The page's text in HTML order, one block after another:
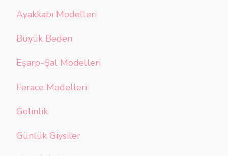
Ayakkabı Modelleri
Büyük Beden
Eşarp-Şal Modelleri
Ferace Modelleri
Gelinlik
Günlük Giysiler